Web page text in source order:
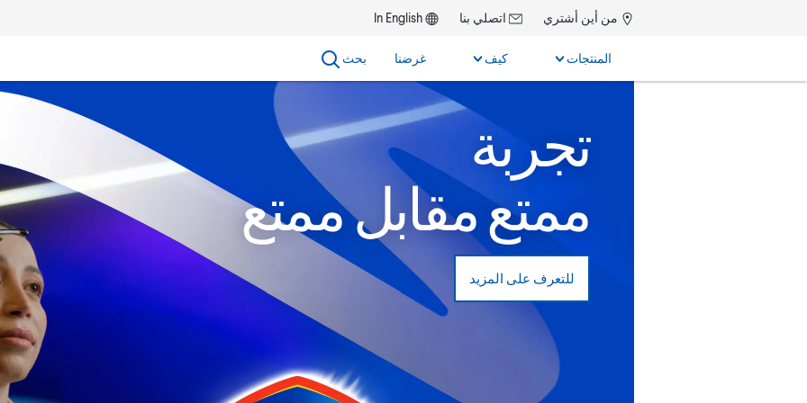
من أين أشتري اتصلي بنا In English
المنتجات كيف غرضنا بحث
تجربة
ممتع مقابل ممتع
للتعرف على المزيد